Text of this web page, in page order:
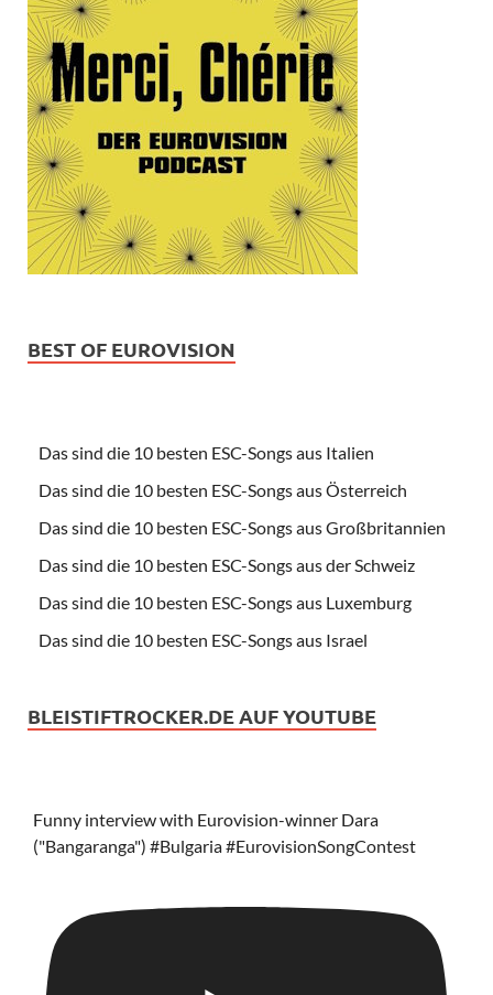
BEST OF EUROVISION
Das sind die 10 besten ESC-Songs aus Italien
Das sind die 10 besten ESC-Songs aus Österreich
Das sind die 10 besten ESC-Songs aus Großbritannien
Das sind die 10 besten ESC-Songs aus der Schweiz
Das sind die 10 besten ESC-Songs aus Luxemburg
Das sind die 10 besten ESC-Songs aus Israel
BLEISTIFTROCKER.DE AUF YOUTUBE
Funny interview with Eurovision-winner Dara
("Bangaranga") #Bulgaria #EurovisionSongContest